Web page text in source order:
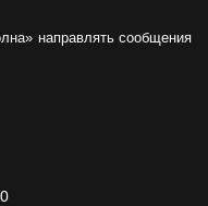
направлять сообщения